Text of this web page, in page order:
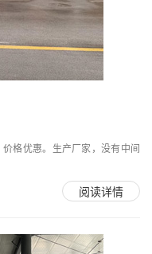
格优惠。生产厂家，没有中间
阅读详情